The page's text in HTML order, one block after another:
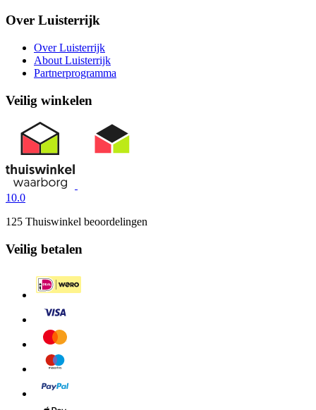
Over Luisterrijk
Over Luisterrijk
About Luisterrijk
Partnerprogramma
Veilig winkelen
10.0
125 Thuiswinkel beoordelingen
Veilig betalen